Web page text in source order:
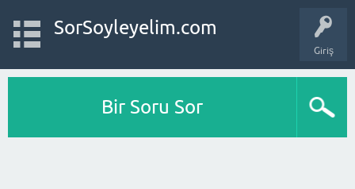
Giriş
SorSoyleyelim.com
Bir Soru Sor